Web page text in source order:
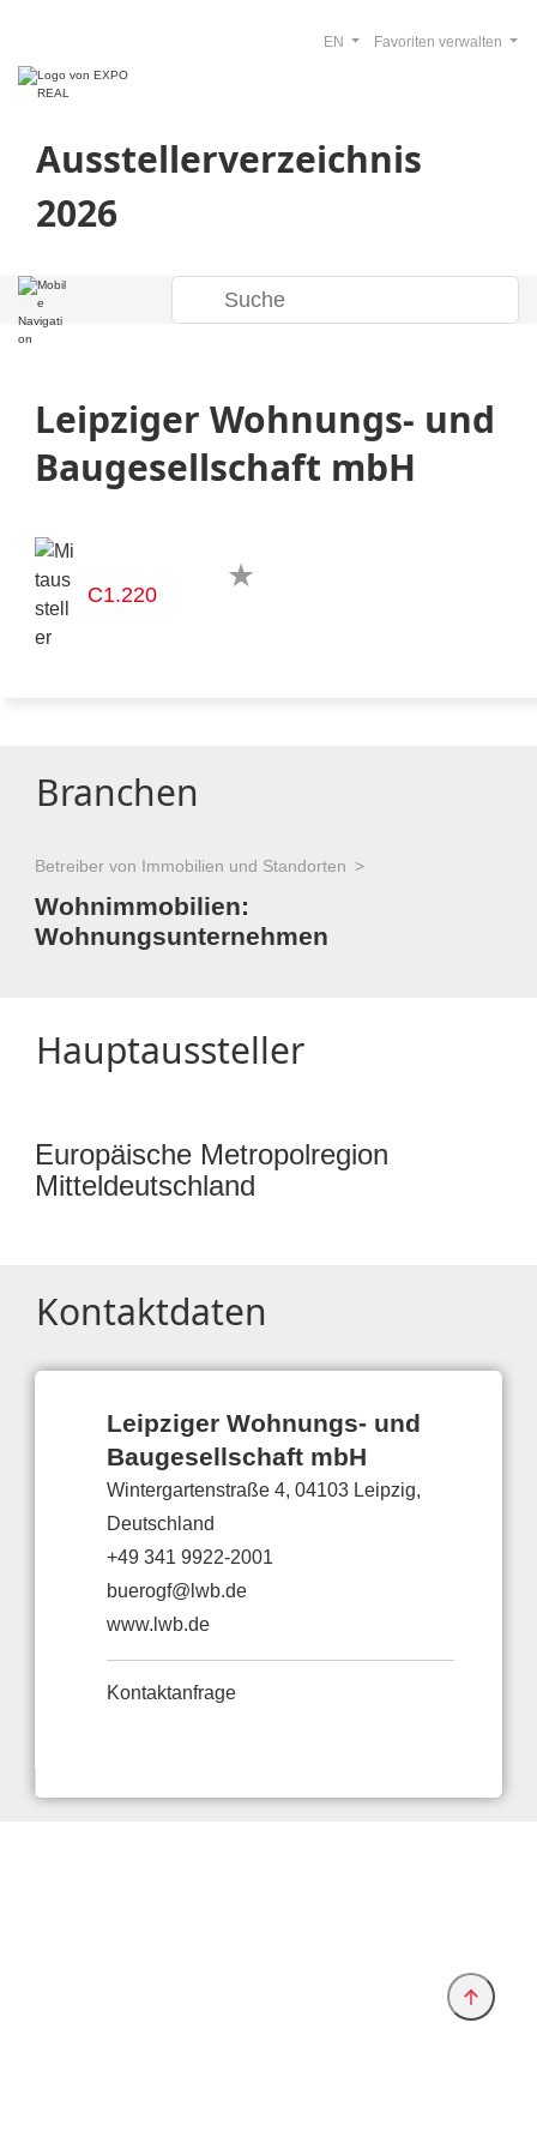
Ausstellerverzeichnis
2026
Favoriten verwalten
EN
Leipziger Wohnungs- und
Baugesellschaft mbH
C1.220
Branchen
Betreiber von Immobilien und Standorten
Wohnimmobilien:
Wohnungsunternehmen
Hauptaussteller
Europäische Metropolregion
Mitteldeutschland
Kontaktdaten
Leipziger Wohnungs- und
Baugesellschaft mbH
Wintergartenstraße 4, 04103 Leipzig,
Deutschland
+49 341 9922-2001
buerogf@lwb.de
www.lwb.de
Kontaktanfrage